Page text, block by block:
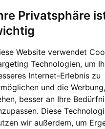
Privatsphäre
Website verwendet
Technologien, um
Internet-Erlebnis zu
und die
besser an Ihre
Diese
wir außerdem, um
Auf BLO24.at
+43 (0)664
Login Impressum